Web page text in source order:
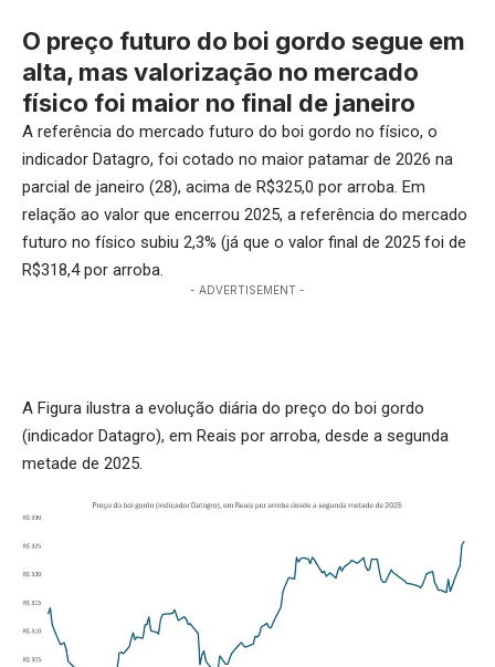
O preço futuro do boi gordo segue em
alta, mas valorização no mercado
físico foi maior no final de janeiro
A referência do mercado futuro do boi gordo no físico, o
indicador Datagro, foi cotado no maior patamar de 2026 na
parcial de janeiro (28), acima de R$325,0 por arroba. Em
relação ao valor que encerrou 2025, a referência do mercado
futuro no físico subiu 2,3% (já que o valor final de 2025 foi de
R$318,4 por arroba.
- ADVERTISEMENT -
A Figura ilustra a evolução diária do preço do boi gordo
(indicador Datagro), em Reais por arroba, desde a segunda
metade de 2025.